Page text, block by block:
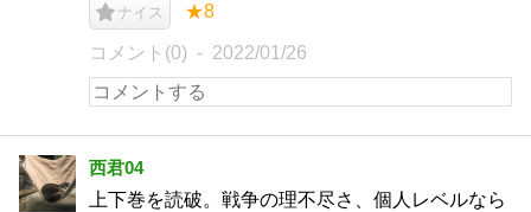
ナイス ★8
コメント(0) 2022/01/26
西君04
上下巻を読破。戦争の理不尽さ、個人レベルなら